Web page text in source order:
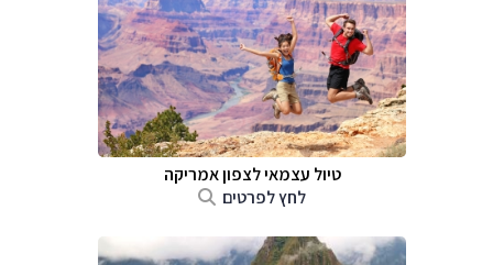
טיול עצמאי לצפון אמריקה
לחץ לפרטים